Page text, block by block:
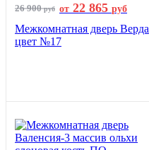
26 900руб от 22 865 руб
Межкомнатная дверь Верда
цвет №17